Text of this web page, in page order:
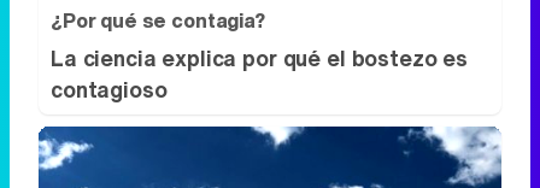
¿Por qué se contagia?
La ciencia explica por qué el bostezo es
contagioso